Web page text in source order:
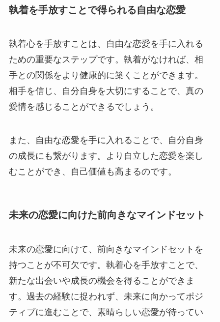
執着を手放すことで得られる自由な恋愛
執着心を手放すことは、自由な恋愛を手に入れる
ための重要なステップです。執着がなければ、相
手との関係をより健康的に築くことができます。
相手を信じ、自分自身を大切にすることで、真の
愛情を感じることができるでしょう。
また、自由な恋愛を手に入れることで、自分自身
の成長にも繋がります。より自立した恋愛を楽し
むことができ、自己価値も高まるのです。
未来の恋愛に向けた前向きなマインドセット
未来の恋愛に向けて、前向きなマインドセットを
持つことが不可欠です。執着心を手放すことで、
新たな出会いや成長の機会を得ることができま
す。過去の経験に捉われず、未来に向かってポジ
ティブに進むことで、素晴らしい恋愛が待ってい